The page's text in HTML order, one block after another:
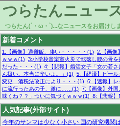
つらたんニュー
つらたん(´・ω・`)...なニュースをお届けし
新着コメント
1:【画像】避難飯、凄い・・・・・(1) 2:【画像
ｗｗｗ(1) 3:小学校音楽室火災で転落し腰の骨
だった・・・(1) 4:【悲報】婚活女子「女の若
ん扱い。本当に辛いよ。」(1) 5:【経済】ビー
変更 酒税法改正により・・・(1) 6:【速報】
に流行ったあの子、遂に……(1) 7:【画像】外
味くね？？」ついに気づくｗｗｗ(1) 8:【悲報】
る・・・(1) 9:欧州委員長「原発縮小は間違い
足、限界突破 52%「正社員も足りてません…」
人気記事(外部サイト)
今年のサンマは少なく小さい 国の研究機関